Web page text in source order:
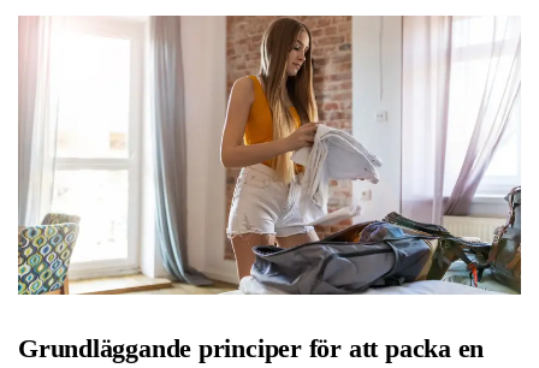
Grundläggande principer för att packa en